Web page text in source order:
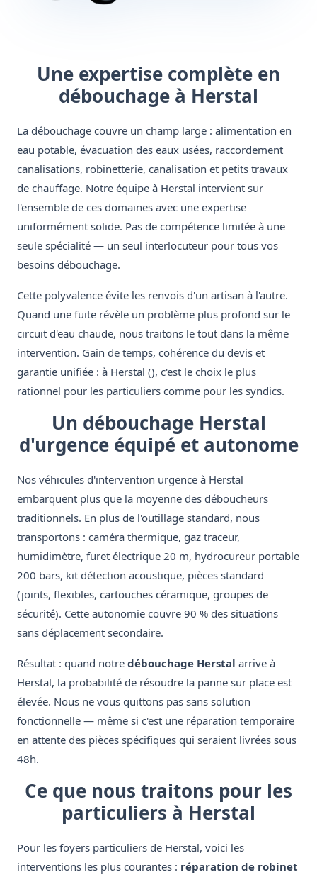
Une expertise complète en
débouchage à Herstal
La débouchage couvre un champ large : alimentation en
eau potable, évacuation des eaux usées, raccordement
canalisations, robinetterie, canalisation et petits travaux
de chauffage. Notre équipe à Herstal intervient sur
l'ensemble de ces domaines avec une expertise
uniformément solide. Pas de compétence limitée à une
seule spécialité — un seul interlocuteur pour tous vos
besoins débouchage.
Cette polyvalence évite les renvois d'un artisan à l'autre.
Quand une fuite révèle un problème plus profond sur le
circuit d'eau chaude, nous traitons le tout dans la même
intervention. Gain de temps, cohérence du devis et
garantie unifiée : à Herstal (), c'est le choix le plus
rationnel pour les particuliers comme pour les syndics.
Un débouchage Herstal
d'urgence équipé et autonome
Nos véhicules d'intervention urgence à Herstal
embarquent plus que la moyenne des déboucheurs
traditionnels. En plus de l'outillage standard, nous
transportons : caméra thermique, gaz traceur,
humidimètre, furet électrique 20 m, hydrocureur portable
200 bars, kit détection acoustique, pièces standard
(joints, flexibles, cartouches céramique, groupes de
sécurité). Cette autonomie couvre 90 % des situations
sans déplacement secondaire.
Résultat : quand notre débouchage Herstal arrive à
Herstal, la probabilité de résoudre la panne sur place est
élevée. Nous ne vous quittons pas sans solution
fonctionnelle — même si c'est une réparation temporaire
en attente des pièces spécifiques qui seraient livrées sous
48h.
Ce que nous traitons pour les
particuliers à Herstal
Pour les foyers particuliers de Herstal, voici les
interventions les plus courantes : réparation de robinet